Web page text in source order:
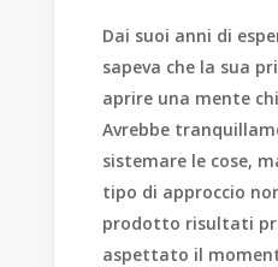
Dai suoi anni di
sapeva che la sua
aprire una mente
Avrebbe
sistemare le cose,
tipo di approccio
prodotto risultati
aspettato il